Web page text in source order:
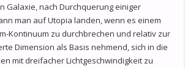
Galaxie, nach Durchquerung einiger
man auf Utopia landen, wenn es einem
Kontinuum zu durchbrechen und relativ zur
Dimension als Basis nehmend, sich in die
mit dreifacher Lichtgeschwindigkeit zu